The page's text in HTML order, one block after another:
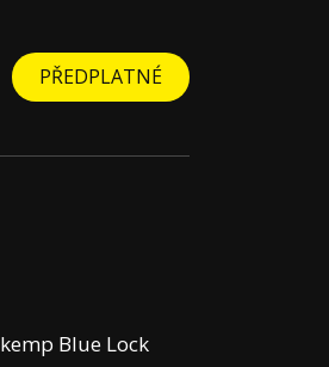
PŘEDPLATNÉ
Blue Lock